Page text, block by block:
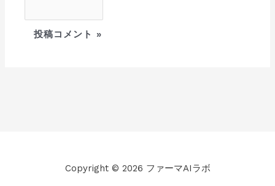
Copyright © 2026 ファーマAIラボ